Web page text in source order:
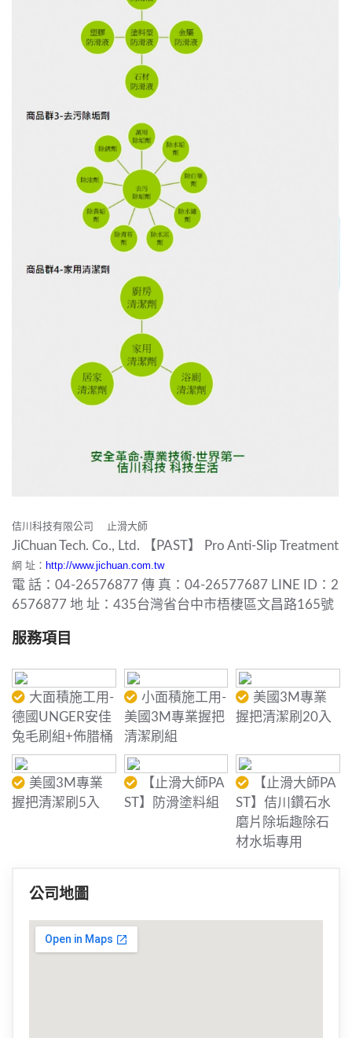
佶川科技有限公司 止滑大師
JiChuan Tech. Co., Ltd. 【PAST】 Pro Anti-Slip Treatment
網 址： http://www.jichuan.com.tw
電 話：04-26576877 傳 真：04-26577687 LINE ID：2
6576877 地 址：435台灣省台中市梧棲區文昌路165號
服務項目
大面積施工用-
德國UNGER安佳
兔毛刷組+佈腊桶
小面積施工用-
美國3M專業握把
清潔刷組
美國3M專業
握把清潔刷20入
美國3M專業
握把清潔刷5入
【止滑大師PA
ST】防滑塗料組
【止滑大師PA
ST】佶川鑽石水
磨片除垢趣除石
材水垢專用
公司地圖